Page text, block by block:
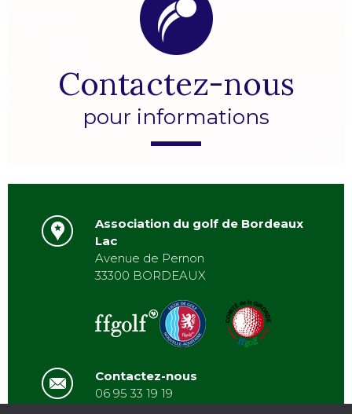
Contactez-nous
pour informations
Association du golf de Bordeaux
Lac
Avenue de Pernon
33300 BORDEAUX
Contactez-nous
06 95 33 19 19